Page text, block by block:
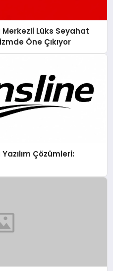
Lüks Seyahat
Öne Çıkıyor
Çözümleri: